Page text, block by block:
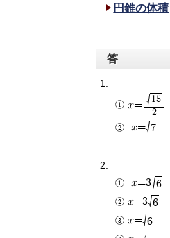
円錐の体積
答
x=
15
2
x= 7
x=3 6
x=3 6
x= 6